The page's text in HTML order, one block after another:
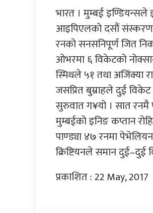
भारत । मुम्बई इण्डियन्सले
आइपिएलको दसौं
रनको सनसनिपूर्ण जित
ओभरमा ६ विकेटको
स्मिथले ५१ तथा अजिंक्या
जसप्रित बुम्राहले दुई
सुरुवात ग¥यो । सात रनमै
मुम्बईको इनिङ कप्तान
पाण्ड्या ४७ रनमा
क्रिष्टियनले समान दुई–दुई
प्रकाशित : 22 May, 2017